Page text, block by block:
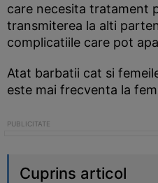
care necesita tratament
transmiterea la alti
complicatiile care pot
Atat barbatii cat si
este mai frecventa la
Cuprins articol